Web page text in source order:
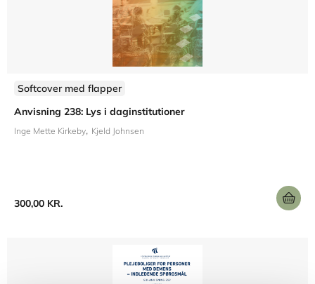
Softcover med flapper
Anvisning 238: Lys i daginstitutioner
Inge Mette Kirkeby Kjeld Johnsen
300,00 KR.